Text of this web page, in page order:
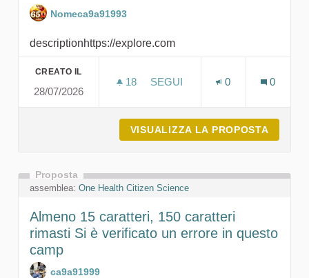
Nomeca9a91993
descriptionhttps://explore.com
CREATO IL
28/07/2026
18 18 SOSTENITORI
SEGUI
0 0
VISUALIZZA LA PROPOSTA
Proposta
assemblea: One Health Citizen Science
Almeno 15 caratteri, 150 caratteri
rimasti Si è verificato un errore in questo
camp
ca9a91999